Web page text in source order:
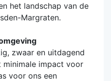
het landschap van de
Margraten.
zwaar en uitdagend
minimale impact voor
voor ons een